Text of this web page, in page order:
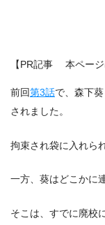
【PR記事 本ページ
前回第3話で、森下
されました。
拘束され袋に入れら
一方、葵はどこかに
そこは、すでに廃校